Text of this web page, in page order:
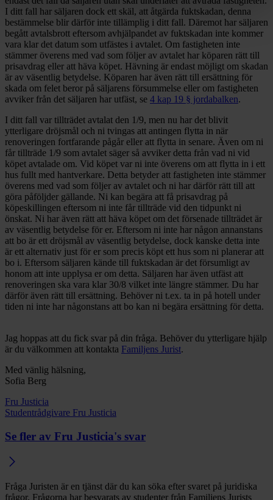
I ditt fall har säljaren dock ett skäl, att åtgärda fuktskadan, denna
bestämmelse blir därför inte tillämplig i ditt fall. Däremot har säljaren
begått avtalsbrott eftersom avhjälpandet av fuktskadan inte kommer
vara klar det datum som utfästes i avtalet. Om fastigheten inte
stämmer överens med vad som följer av avtalet har köparen rätt till
prisavdrag eller att häva köpet. Hävning är endast möjligt om skadan
är av väsentlig betydelse. Köparen har även rätt till ersättning för
skada om felet beror på säljarens försummelse eller om fastigheten
avviker från det säljaren har utfäst, se 4 kap 19 § jordabalken.
I ditt fall var tillträdet avtalat den 1/9, men nu har det blivit
ytterligare dröjsmål och ni tvingas att antingen flytta in när
renoveringen fortfarande pågår eller att flytta in senare. Även om ni
får tillträde 1/9 som avtalet säger så avviker detta från vad ni vid
köpet avtalade om. Vid köpet var ni inte överens om att flytta in i ett
hus fullt med hantverkare. Detta betyder att fastigheten inte stämmer
överens med vad som följer av avtalet och ni har därför rätt till att
göra påföljder gällande. Ni kan begära att få prisavdrag på
köpeskillingen eftersom ni inte får tillträde vid den tidpunkt ni
önskat. Ni har även rätt att häva köpet om det försenade tillträdet är
av väsentlig betydelse för er. Eftersom ni inte har någon annanstans
att bo är ett dröjsmål av väsentlig betydelse, dock kanske detta inte
är ett alternativ just för er som precis köpt ett hus som ni planerar att
bo i. Eftersom säljaren kände till fuktskadan är det försumligt av
honom att inte upplysa er om detta. Säljaren har även utfäst att
renoveringen ska vara klar 30/8 vilket inte längre stämmer. Du har
därför även rätt till ersättning. Behöver ni t.ex. ta in på hotell under
tiden ni inte har någonstans att bo kan ni begära ersättning för detta.
Jag hoppas att du fick svar på din fråga. Behöver du ytterligare hjälp
är du välkommen att kontakta Familjens Jurist.
Med vänlig hälsning,
Sofia Berg
Fru Justicia
Studentrådgivare Fru Justicia
Se fler av Fru Justicia's svar
Fråga Juristen är en tjänst där du kan söka efter svaret på juridiska
frågor. Frågorna har besvarats av studenter från Familjens Jurists